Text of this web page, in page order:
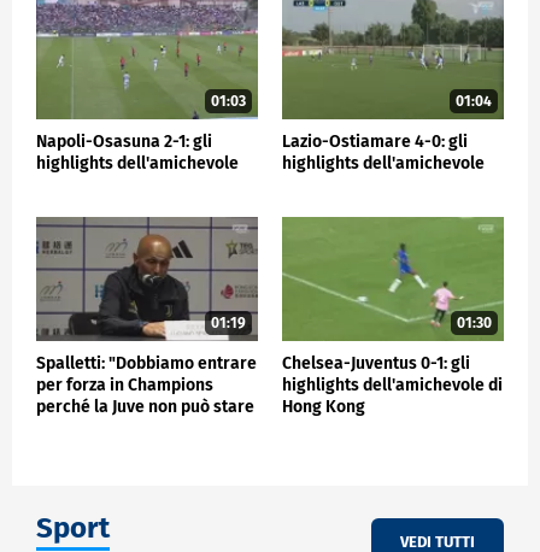
01:03
Napoli-Osasuna 2-1: gli
highlights dell'amichevole
01:04
Lazio-Ostiamare 4-0: gli
highlights dell'amichevole
01:19
Spalletti: "Dobbiamo entrare
per forza in Champions
perché la Juve non può stare
01:30
Chelsea-Juventus 0-1: gli
highlights dell'amichevole di
Hong Kong
Sport VEDI TUTTI